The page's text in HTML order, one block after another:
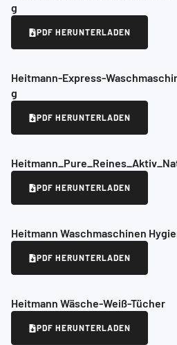
g
PDF HERUNTERLADEN
Heitmann-Express-
g
PDF HERUNTERLADEN
PDF HERUNTERLADEN
Heitmann Waschmaschinen
PDF HERUNTERLADEN
Heitmann Wäsche-Weiß-Tücher
PDF HERUNTERLADEN